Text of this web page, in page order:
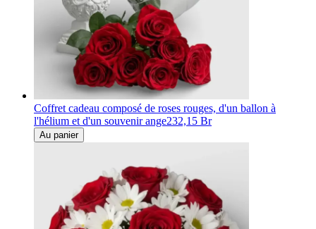
Coffret cadeau composé de roses rouges, d'un ballon à
l'hélium et d'un souvenir ange232,15 Br
Au panier